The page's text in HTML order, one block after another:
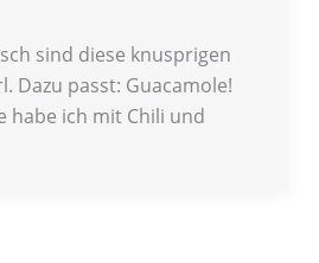
sind diese knusprigen
Dazu passt: Guacamole!
habe ich mit Chili und